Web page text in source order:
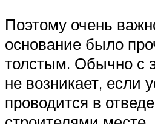
Поэтому очень
основание было
толстым. Обычно с
не возникает, если
проводится в